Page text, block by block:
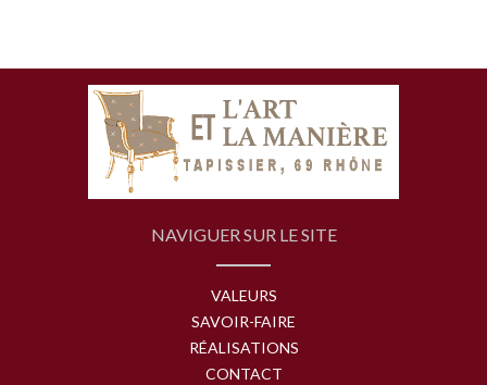
NAVIGUER SUR LE SITE
VALEURS
SAVOIR-FAIRE
RÉALISATIONS
CONTACT